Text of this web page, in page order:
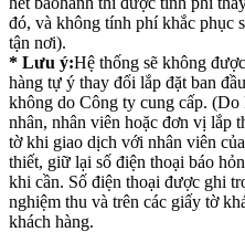
đó, và không tính phí khắc phục
tận nơi).
* Lưu ý:Hệ thống sẽ không
hàng tự ý thay đổi lắp đặt ban
không do Công ty cung cấp. (Do
nhân, nhân viên hoặc đơn vị lắp
tờ khi giao dịch với nhân viên
thiết, giữ lại số điện thoại báo
khi cần. Số điện thoại được ghi
nghiệm thu và trên các giấy tờ
khách hàng.